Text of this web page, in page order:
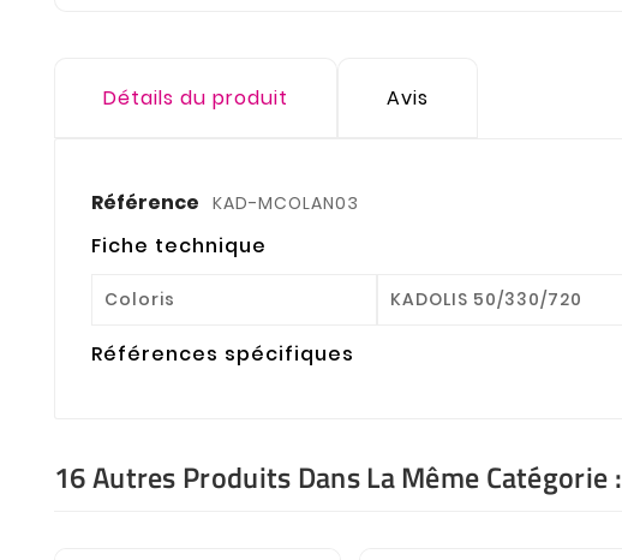
Détails du produit Avis
Référence KAD-MCOLAN03
Fiche technique
Coloris KADOLIS 50/330/720
Références spécifiques
16 Autres Produits Dans La Même Catégorie :